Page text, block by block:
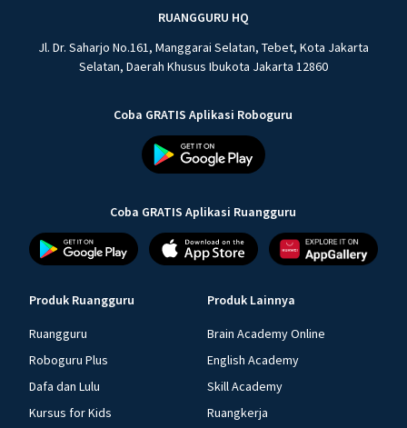
RUANGGURU HQ
Jl. Dr. Saharjo No.161, Manggarai Selatan, Tebet, Kota Jakarta
Selatan, Daerah Khusus Ibukota Jakarta 12860
Coba GRATIS Aplikasi Roboguru
Coba GRATIS Aplikasi Ruangguru
Produk Ruangguru
Ruangguru
Roboguru Plus
Dafa dan Lulu
Kursus for Kids
Produk Lainnya
Brain Academy Online
English Academy
Skill Academy
Ruangkerja